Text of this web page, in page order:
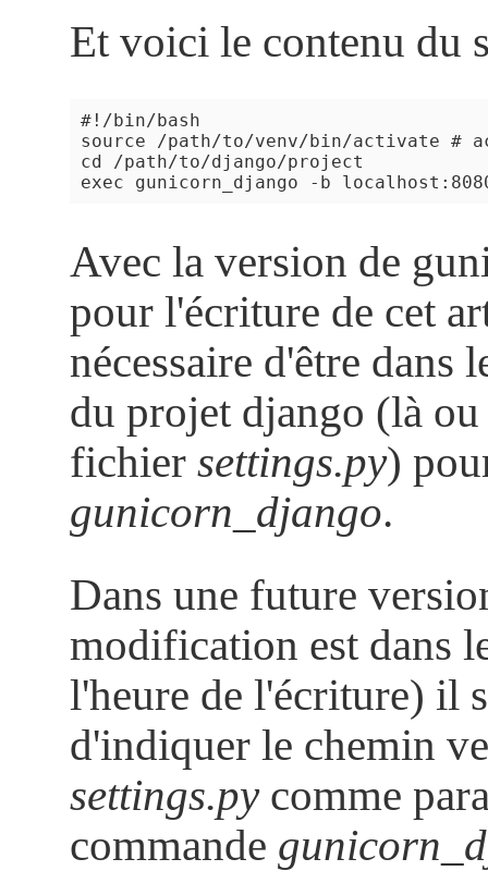
Et voici le contenu du
#!/bin/bash
source /path/to/venv/bin/activate #
cd /path/to/django/project
Avec la version de
pour l'écriture de cet
nécessaire d'être dans
du projet django (là ou
fichier settings.py)
gunicorn_django.
Dans une future
modification est dans
l'heure de l'écriture) il
d'indiquer le chemin
settings.pycomme
commande